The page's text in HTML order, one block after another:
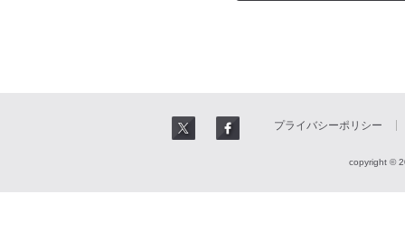
プライバシーポリシー
copyright ©